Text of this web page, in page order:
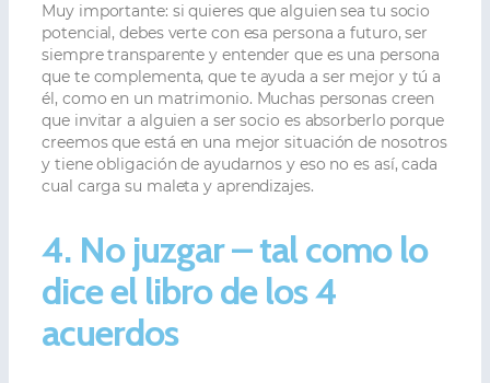
Muy importante: si quieres que alguien sea tu socio
potencial, debes verte con esa persona a futuro, ser
siempre transparente y entender que es una persona
que te complementa, que te ayuda a ser mejor y tú a
él, como en un matrimonio. Muchas personas creen
que invitar a alguien a ser socio es absorberlo porque
creemos que está en una mejor situación de nosotros
y tiene obligación de ayudarnos y eso no es así, cada
cual carga su maleta y aprendizajes.
4. No juzgar – tal como lo
dice el libro de los 4
acuerdos